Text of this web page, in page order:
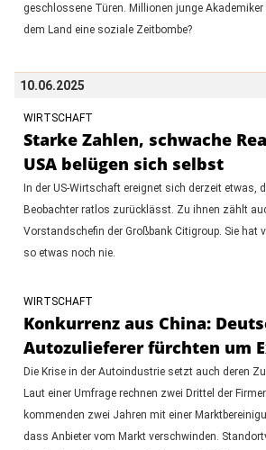
geschlossene Türen. Millionen junge
dem Land eine soziale Zeitbombe?
10.06.2025
WIRTSCHAFT
Starke Zahlen, schwache
USA belügen sich selbst
In der US-Wirtschaft ereignet sich derzeit etwas,
Beobachter ratlos zurücklässt. Zu ihnen zählt
Vorstandschefin der Großbank Citigroup. Sie hat
so etwas noch nie.
WIRTSCHAFT
Konkurrenz aus China:
Autozulieferer fürchten um
Die Krise in der Autoindustrie setzt auch deren
Laut einer Umfrage rechnen zwei Drittel der
kommenden zwei Jahren mit einer
dass Anbieter vom Markt verschwinden.